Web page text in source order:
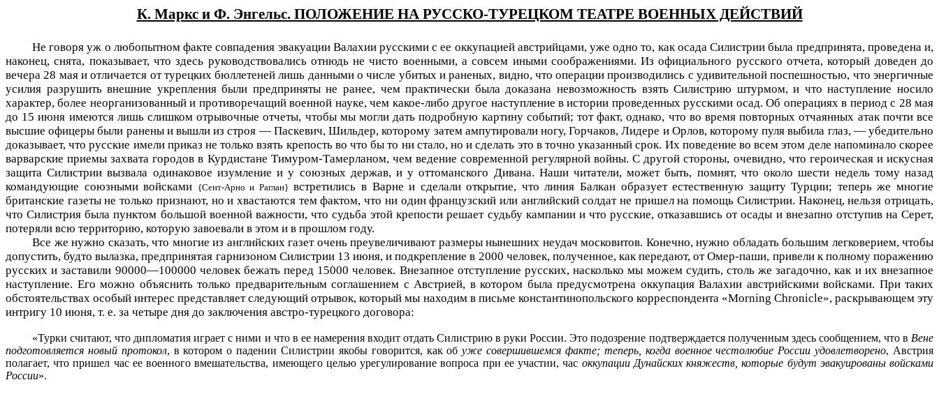
К. Маркс и Ф. Энгельс. ПОЛОЖЕНИЕ НА РУССКО-ТУРЕЦКОМ ТЕАТРЕ ВОЕННЫХ ДЕЙСТВИЙ
Не говоря уж о любопытном факте совпадения эвакуации Валахии русскими с ее оккупацией австрийцами, уже одно то, как осада Силистрии была предпринята, проведена и,
наконец, снята, показывает, что здесь руководствовались отнюдь не чисто военными, а совсем иными соображениями. Из официального русского отчета, который доведен до
вечера 28 мая и отличается от турецких бюллетеней лишь данными о числе убитых и раненых, видно, что операции производились с удивительной поспешностью, что энергичные
усилия разрушить внешние укрепления были предприняты не ранее, чем практически была доказана невозможность взять Силистрию штурмом, и что наступление носило
характер, более неорганизованный и противоречащий военной науке, чем какое-либо другое наступление в истории проведенных русскими осад. Об операциях в период с 28 мая
до 15 июня имеются лишь слишком отрывочные отчеты, чтобы мы могли дать подробную картину событий; тот факт, однако, что во время повторных отчаянных атак почти все
высшие офицеры были ранены и вышли из строя — Паскевич, Шильдер, которому затем ампутировали ногу, Горчаков, Лидере и Орлов, которому пуля выбила глаз, — убедительно
доказывает, что русские имели приказ не только взять крепость во что бы то ни стало, но и сделать это в точно указанный срок. Их поведение во всем этом деле напоминало скорее
варварские приемы захвата городов в Курдистане Тимуром-Тамерланом, чем ведение современной регулярной войны. С другой стороны, очевидно, что героическая и искусная
защита Силистрии вызвала одинаковое изумление и у союзных держав, и у оттоманского Дивана. Наши читатели, может быть, помнят, что около шести недель тому назад
командующие союзными войсками {Сент-Арно и Раглан} встретились в Варне и сделали открытие, что линия Балкан образует естественную защиту Турции; теперь же многие
британские газеты не только признают, но и хвастаются тем фактом, что ни один французский или английский солдат не пришел на помощь Силистрии. Наконец, нельзя отрицать,
что Силистрия была пунктом большой военной важности, что судьба этой крепости решает судьбу кампании и что русские, отказавшись от осады и внезапно отступив на Серет,
потеряли всю территорию, которую завоевали в этом и в прошлом году.
Все же нужно сказать, что многие из английских газет очень преувеличивают размеры нынешних неудач московитов. Конечно, нужно обладать большим легковерием, чтобы
допустить, будто вылазка, предпринятая гарнизоном Силистрии 13 июня, и подкрепление в 2000 человек, полученное, как передают, от Омер-паши, привели к полному поражению
русских и заставили 90000—100000 человек бежать перед 15000 человек. Внезапное отступление русских, насколько мы можем судить, столь же загадочно, как и их внезапное
наступление. Его можно объяснить только предварительным соглашением с Австрией, в котором была предусмотрена оккупация Валахии австрийскими войсками. При таких
обстоятельствах особый интерес представляет следующий отрывок, который мы находим в письме константинопольского корреспондента «Morning Chronicle», раскрывающем эту
интригу 10 июня, т. е. за четыре дня до заключения австро-турецкого договора:
«Турки считают, что дипломатия играет с ними и что в ее намерения входит отдать Силистрию в руки России. Это подозрение подтверждается полученным здесь сообщением, что в Вене
подготовляется новый протокол, в котором о падении Силистрии якобы говорится, как обуже совершившемся факте; теперь, когда военное честолюбие России удовлетворено, Австрия
полагает, что пришел час ее военного вмешательства, имеющего целью урегулирование вопроса при ее участии, час оккупации Дунайских княжеств, которые будут эвакуированы войсками
России».